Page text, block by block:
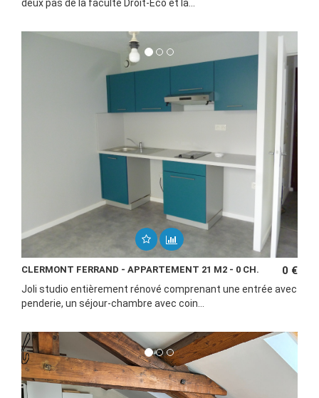
deux pas de la faculté Droit-Eco et la...
CLERMONT FERRAND - APPARTEMENT 21 M2 - 0 CH. 0 €
Joli studio entièrement rénové comprenant une entrée avec
penderie, un séjour-chambre avec coin...